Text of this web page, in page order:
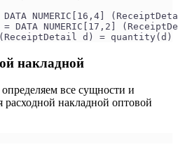
NUMERIC[16,4]
DATA NUMERIC[17,2]
(ReceiptDetail d) =
накладной
все сущности и
накладной оптовой